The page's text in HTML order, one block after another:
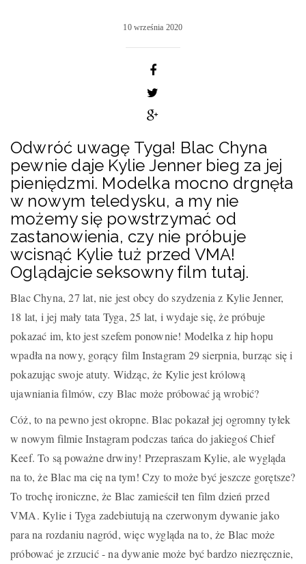
10 września 2020
Odwróć uwagę Tyga! Blac Chyna
pewnie daje Kylie Jenner bieg za jej
pieniędzmi. Modelka mocno drgnęła
w nowym teledysku, a my nie
możemy się powstrzymać od
zastanowienia, czy nie próbuje
wcisnąć Kylie tuż przed VMA!
Oglądajcie seksowny film tutaj.
Blac Chyna, 27 lat, nie jest obcy do szydzenia z Kylie Jenner,
18 lat, i jej mały tata Tyga, 25 lat, i wydaje się, że próbuje
pokazać im, kto jest szefem ponownie! Modelka z hip hopu
wpadła na nowy, gorący film Instagram 29 sierpnia, burząc się i
pokazując swoje atuty. Widząc, że Kylie jest królową
ujawniania filmów, czy Blac może próbować ją wrobić?
Cóż, to na pewno jest okropne. Blac pokazał jej ogromny tyłek
w nowym filmie Instagram podczas tańca do jakiegoś Chief
Keef. To są poważne drwiny! Przepraszam Kylie, ale wygląda
na to, że Blac ma cię na tym! Czy to może być jeszcze gorętsze?
To trochę ironiczne, że Blac zamieścił ten film dzień przed
VMA. Kylie i Tyga zadebiutują na czerwonym dywanie jako
para na rozdaniu nagród, więc wygląda na to, że Blac może
próbować je zrzucić - na dywanie może być bardzo niezręcznie,